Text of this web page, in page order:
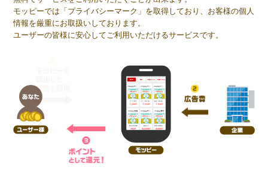
モッピーでは「プライバシーマーク」を取得しており、お客様の個人
情報を厳重にお取扱いしております。
ユーザーの皆様に安心してご利用いただけるサービスです。